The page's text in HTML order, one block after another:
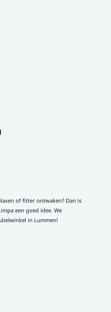
of fitter ontwaken? Dan is
een goed idee. We
in Lummen!